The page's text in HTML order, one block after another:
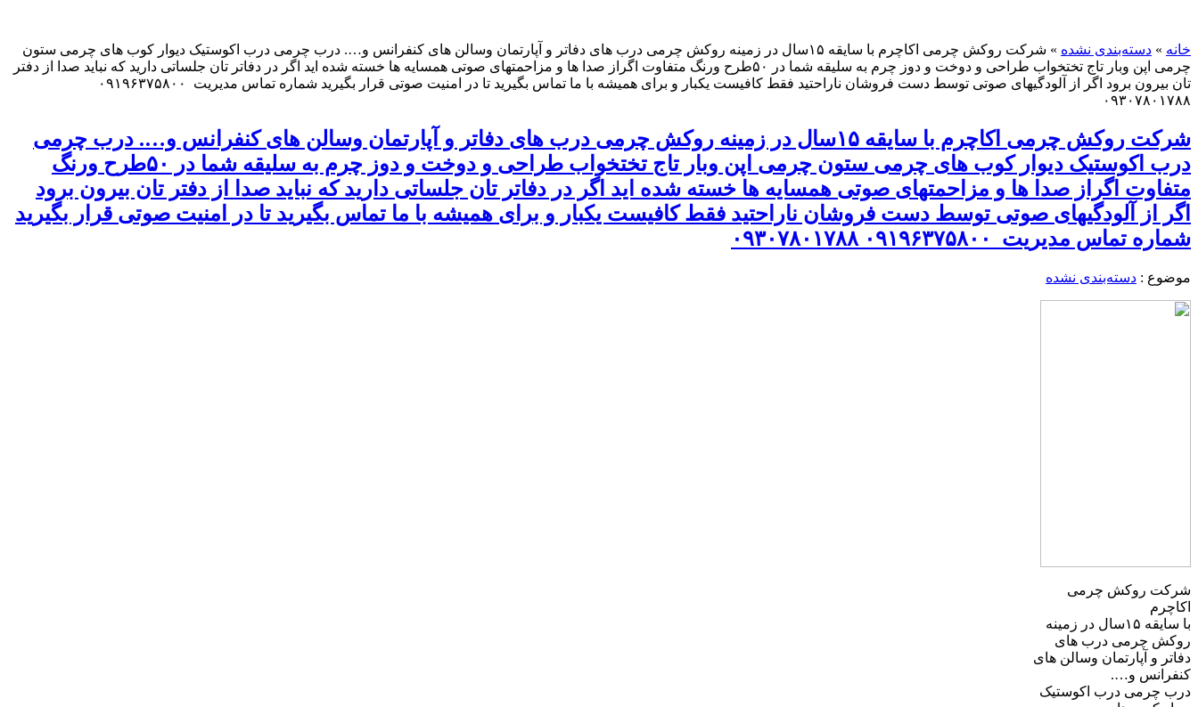
خانه » دسته‌بندی نشده »
شرکت روکش چرمی اکاچرم با سایقه ۱۵سال در زمینه روکش چرمی درب های دفاتر و آپارتمان وسالن های کنفرانس و…. درب چرمی درب اکوستیک دیوار کوب های چرمی ستون
چرمی اپن وبار تاج تختخواب طراحی و دوخت و دوز چرم به سلیقه شما در ۵۰طرح ورنگ متفاوت اگراز صدا ها و مزاحمتهای صوتی همسایه ها خسته شده اید اگر در دفاتر تان جلساتی دارید که نباید صدا از دفتر
تان بیرون برود اگر از آلودگیهای صوتی توسط دست فروشان ناراحتید فقط کافیست یکبار و برای همیشه با ما تماس بگیرید تا در امنیت صوتی قرار بگیرید شماره تماس مدیریت ۰۹۱۹۶۳۷۵۸۰۰
۰۹۳۰۷۸۰۱۷۸۸
شرکت روکش چرمی اکاچرم با سایقه ۱۵سال در زمینه روکش چرمی درب های دفاتر و آپارتمان وسالن های کنفرانس و…. درب چرمی
درب اکوستیک دیوار کوب های چرمی ستون چرمی اپن وبار تاج تختخواب طراحی و دوخت و دوز چرم به سلیقه شما در ۵۰طرح ورنگ
متفاوت اگراز صدا ها و مزاحمتهای صوتی همسایه ها خسته شده اید اگر در دفاتر تان جلساتی دارید که نباید صدا از دفتر تان بیرون برود
اگر از آلودگیهای صوتی توسط دست فروشان ناراحتید فقط کافیست یکبار و برای همیشه با ما تماس بگیرید تا در امنیت صوتی قرار بگیرید
شماره تماس مدیریت ۰۹۱۹۶۳۷۵۸۰۰ ۰۹۳۰۷۸۰۱۷۸۸
موضوع : دسته‌بندی نشده
شرکت روکش چرمی
اکاچرم
با سایقه ۱۵سال در زمینه
روکش چرمی درب های
دفاتر و آپارتمان وسالن های
کنفرانس و….
درب چرمی درب اکوستیک